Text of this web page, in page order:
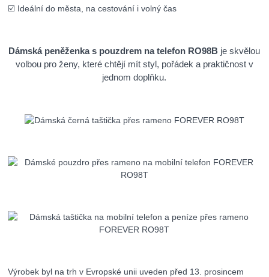
☑️ Ideální do města, na cestování i volný čas
Dámská peněženka s pouzdrem na telefon RO98B je skvělou
volbou pro ženy, které chtějí mít styl, pořádek a praktičnost v
jednom doplňku.
Výrobek byl na trh v Evropské unii uveden před 13. prosincem